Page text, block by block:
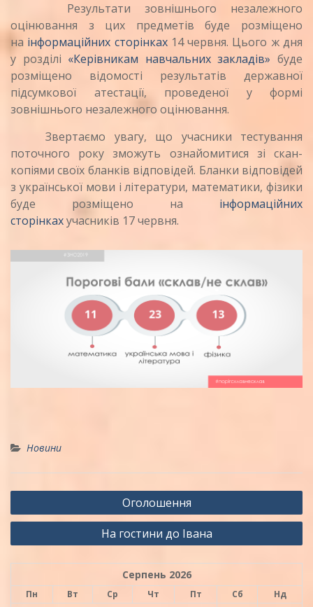
Результати зовнішнього незалежного
оцінювання з цих предметів буде розміщено
на інформаційних сторінках14 червня. Цього ж дня
у розділі «Керівникам навчальних закладів»буде
розміщено відомості результатів державної
підсумкової атестації, проведеної у формі
зовнішнього незалежного оцінювання.
Звертаємо увагу, що учасники тестування
поточного року зможуть ознайомитися зі скан-
копіями своїх бланків відповідей. Бланки відповідей
з української мови і літератури, математики, фізики
буде розміщено на інформаційних
сторінкахучасників 17 червня.
Новини
Навігація
записів
Оголошення
На гостини до Івана
Серпень 2026
Пн Вт Ср Чт Пт Сб
Нд